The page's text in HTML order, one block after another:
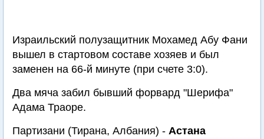
Израильский полузащитник Мохамед Абу Фани
вышел в стартовом составе хозяев и был
заменен на 66-й минуте (при счете 3:0).
Два мяча забил бывший форвард "Шерифа"
Адама Траоре.
Партизани (Тирана, Албания) - Астана